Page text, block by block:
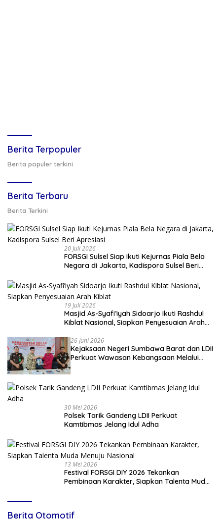
Berita Terpopuler
Berita populer terkini
Berita Terbaru
Berita Terkini
20 Juli 2026
FORSGI Sulsel Siap Ikuti Kejurnas Piala Bela
Negara di Jakarta, Kadispora Sulsel Beri
19 Juli 2026
Masjid As-Syafi’iyah Sidoarjo Ikuti Rashdul
Kiblat Nasional, Siapkan Penyesuaian Arah
26 Juni 2026
Kejaksaan Negeri Sumbawa Barat dan LDII
Perkuat Wawasan Kebangsaan Melalui
30 Mei 2026
Polsek Tarik Gandeng LDII Perkuat
Kamtibmas Jelang Idul Adha
13 Mei 2026
Festival FORSGI DIY 2026 Tekankan
Pembinaan Karakter, Siapkan Talenta Muda
Berita Otomotif